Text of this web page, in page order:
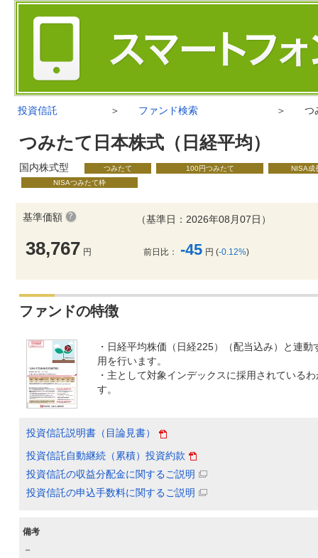
投資信託 ＞ ファンド検索 ＞ つ
つみたて日本株式（日経平均）
国内株式型 つみたて 100円つみたて
NISA成
NISAつみたて枠
基準価額
38,767 円
（基準日：2026年08月07日）
前日比： -45 円 (-0.12%)
ファンドの特徴
・日経平均株価（日経225）（配当込み）と連
用を行います。
・主として対象インデックスに採用されている
す。
投資信託説明書（目論見書）
投資信託自動継続（累積）投資約款
投資信託の収益分配金に関するご説明
投資信託の申込手数料に関するご説明
備考
－